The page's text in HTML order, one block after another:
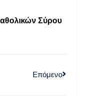
Σύρου
Επόμενο